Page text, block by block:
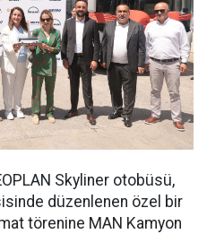
Skyliner otobüsü,
düzenlenen özel bir
törenine MAN Kamyon